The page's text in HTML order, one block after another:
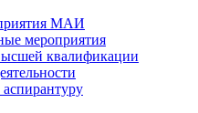
МАИ
мероприятия
квалификации